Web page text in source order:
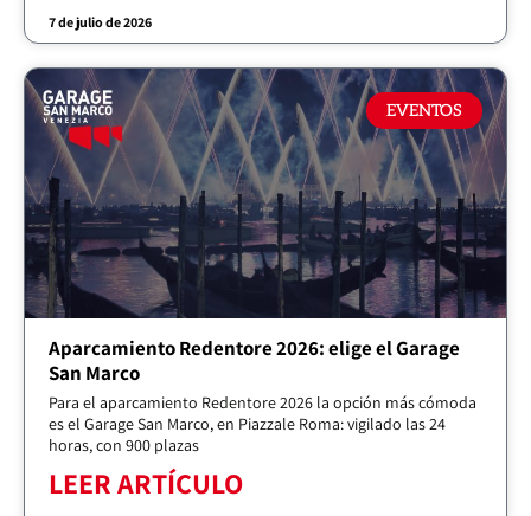
7 de julio de 2026
EVENTOS
Aparcamiento Redentore 2026: elige el Garage
San Marco
Para el aparcamiento Redentore 2026 la opción más cómoda
es el Garage San Marco, en Piazzale Roma: vigilado las 24
horas, con 900 plazas
LEER ARTÍCULO